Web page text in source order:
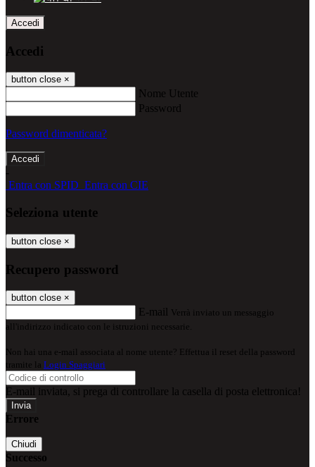
Accedi
Accedi
button close ×
Nome Utente
Password
Password dimenticata?
-
Entra con SPID Entra con CIE
Seleziona utente
button close ×
Recupero password
button close ×
E-mail Verrà inviato un messaggio
all'indirizzo indicato con le istruzioni necessarie.
Non hai una e-mail associata al nome utente? Effettua il reset della password
tramite la Login Spaggiari
E-mail inviata, si prega di controllare la casella di posta elettronica!
Errore
Chiudi
Successo